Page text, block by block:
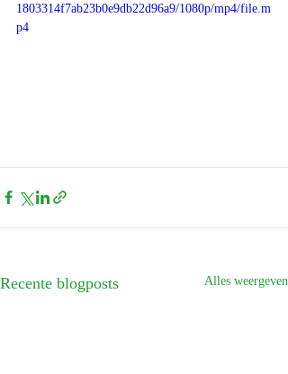
1803314f7ab23b0e9db22d96a9/1080p/mp4/file.m
p4
Recente blogposts Alles weergeven